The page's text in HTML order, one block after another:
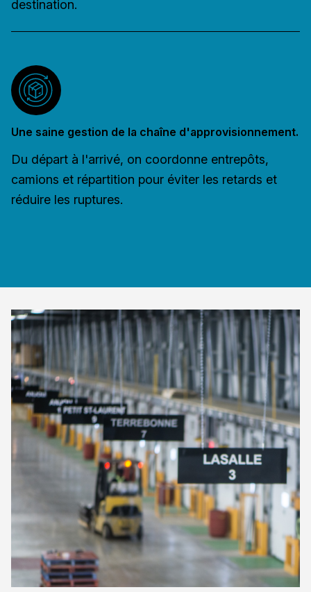
destination.
Une saine gestion de la chaîne d'approvisionnement.
Du départ à l'arrivé, on coordonne entrepôts,
camions et répartition pour éviter les retards et
réduire les ruptures.